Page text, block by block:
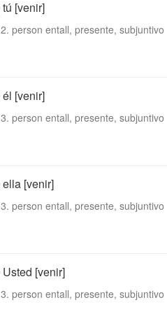
tú [venir]
2. person entall, presente, subjuntivo
él [venir]
3. person entall, presente, subjuntivo
ella [venir]
3. person entall, presente, subjuntivo
Usted [venir]
3. person entall, presente, subjuntivo